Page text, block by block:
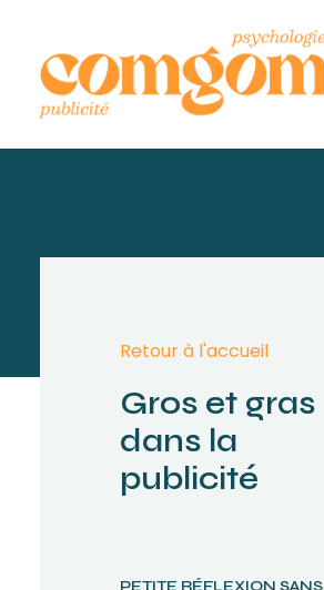
PETITE RÉFLEXION SANS
Retour à l'accueil
Gros et gras
dans la
publicité